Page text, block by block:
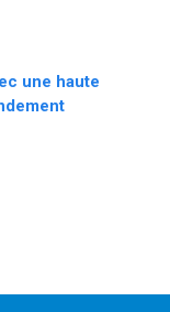
une haute